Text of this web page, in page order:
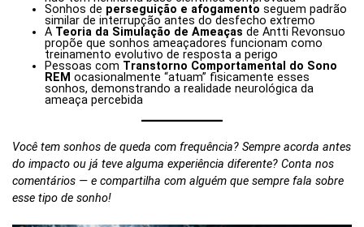
Sonhos de perseguição e afogamento seguem padrão
similar de interrupção antes do desfecho extremo
A Teoria da Simulação de Ameaças de Antti Revonsuo
propõe que sonhos ameaçadores funcionam como
treinamento evolutivo de resposta a perigo
Pessoas com Transtorno Comportamental do Sono
REM ocasionalmente “atuam” fisicamente esses
sonhos, demonstrando a realidade neurológica da
ameaça percebida
Você tem sonhos de queda com frequência? Sempre acorda antes
do impacto ou já teve alguma experiência diferente? Conta nos
comentários — e compartilha com alguém que sempre fala sobre
esse tipo de sonho!